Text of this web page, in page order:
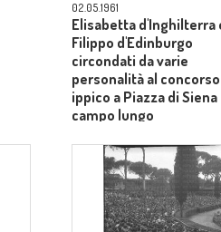
02.05.1961
Elisabetta d'Inghilterra
Filippo d'Edinburgo
circondati da varie
personalità al concorso
ippico a Piazza di Siena
campo lungo